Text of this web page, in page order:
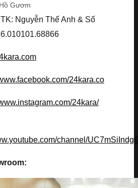
Gươm
Nguyễn Thế Anh & Số
24kara.co
24kara/
channel/